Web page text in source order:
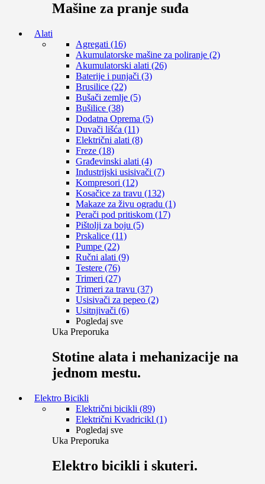
Mašine za pranje suđa
Alati
Agregati (16)
Akumulatorske mašine za poliranje (2)
Akumulatorski alati (26)
Baterije i punjači (3)
Brusilice (22)
Bušači zemlje (5)
Bušilice (38)
Dodatna Oprema (5)
Duvači lišća (11)
Električni alati (8)
Freze (18)
Građevinski alati (4)
Industrijski usisivači (7)
Kompresori (12)
Kosačice za travu (132)
Makaze za živu ogradu (1)
Perači pod pritiskom (17)
Pištolji za boju (5)
Prskalice (11)
Pumpe (22)
Ručni alati (9)
Testere (76)
Trimeri (27)
Trimeri za travu (37)
Usisivači za pepeo (2)
Usitnjivači (6)
Pogledaj sve
Uka Preporuka
Stotine alata i mehanizacije na
jednom mestu.
Elektro Bicikli
Električni bicikli (89)
Električni Kvadricikl (1)
Pogledaj sve
Uka Preporuka
Elektro bicikli i skuteri.